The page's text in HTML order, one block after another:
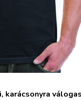
karácsonyra